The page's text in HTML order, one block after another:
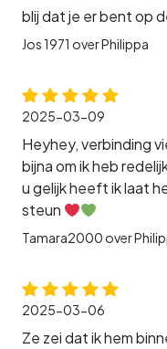
blij dat je er bent op
Jos 1971 over Philippa
2025-03-09
Heyhey, verbinding
bijna om ik heb
u gelijk heeft ik laat
steun
Tamara2000 over
2025-03-06
Ze zei dat ik hem